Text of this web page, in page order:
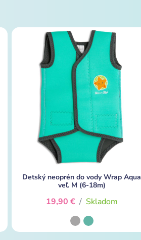
Detský neoprén do vody Wrap Aqua
veľ. M (6-18m)
19,90 € / Skladom